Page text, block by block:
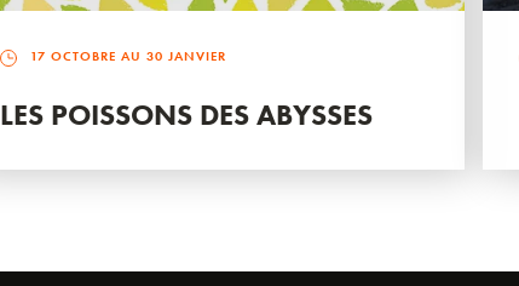
17 OCTOBRE AU 30 JANVIER
LES POISSONS DES ABYSSES